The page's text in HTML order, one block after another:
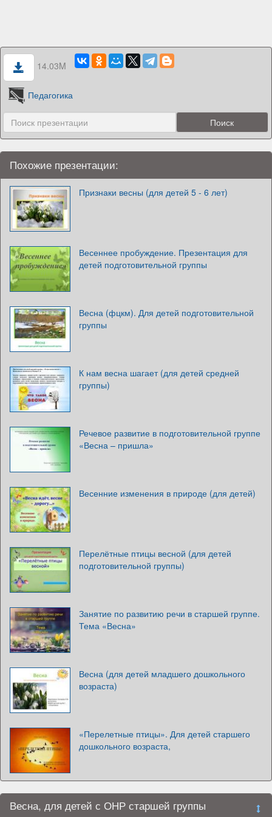
14.03M
Педагогика
Похожие презентации:
Признаки весны (для детей 5 - 6 лет)
Весеннее пробуждение. Презентация для
детей подготовительной группы
Весна (фцкм). Для детей подготовительной
группы
К нам весна шагает (для детей средней
группы)
Речевое развитие в подготовительной группе
«Весна – пришла»
Весенние изменения в природе (для детей)
Перелётные птицы весной (для детей
подготовительной группы)
Занятие по развитию речи в старшей группе.
Тема «Весна»
Весна (для детей младшего дошкольного
возраста)
«Перелетные птицы». Для детей старшего
дошкольного возраста,
Весна, для детей с ОНР старшей группы